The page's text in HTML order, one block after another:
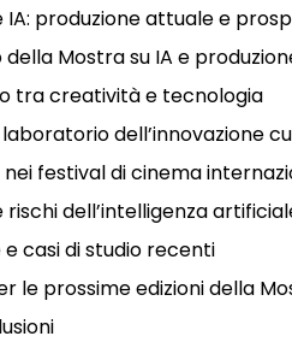
IA: produzione attuale e
Mostra su IA e
tra creatività e tecnologia
dell’innovazione
nei festival di cinema
dell’intelligenza
casi di studio recenti
le prossime edizioni della